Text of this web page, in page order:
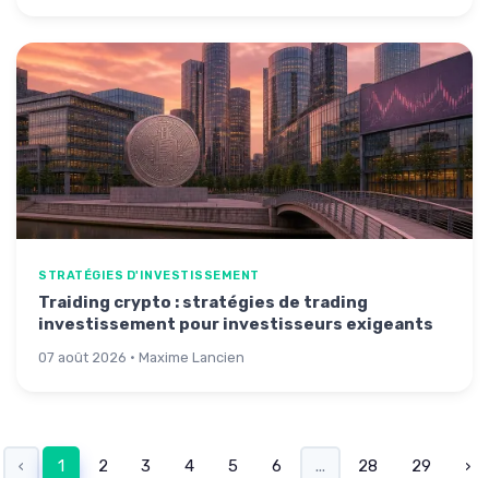
STRATÉGIES D'INVESTISSEMENT
Traiding crypto : stratégies de trading
investissement pour investisseurs exigeants
07 août 2026 · Maxime Lancien
‹ 1 2 3 4 5 6 ... 28 29 ›